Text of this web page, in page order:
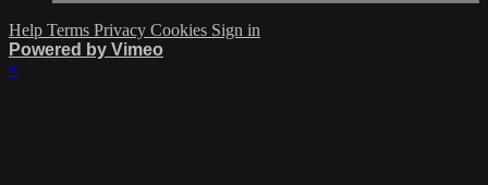
Help Terms Privacy Cookies Sign in
Powered by Vimeo
×